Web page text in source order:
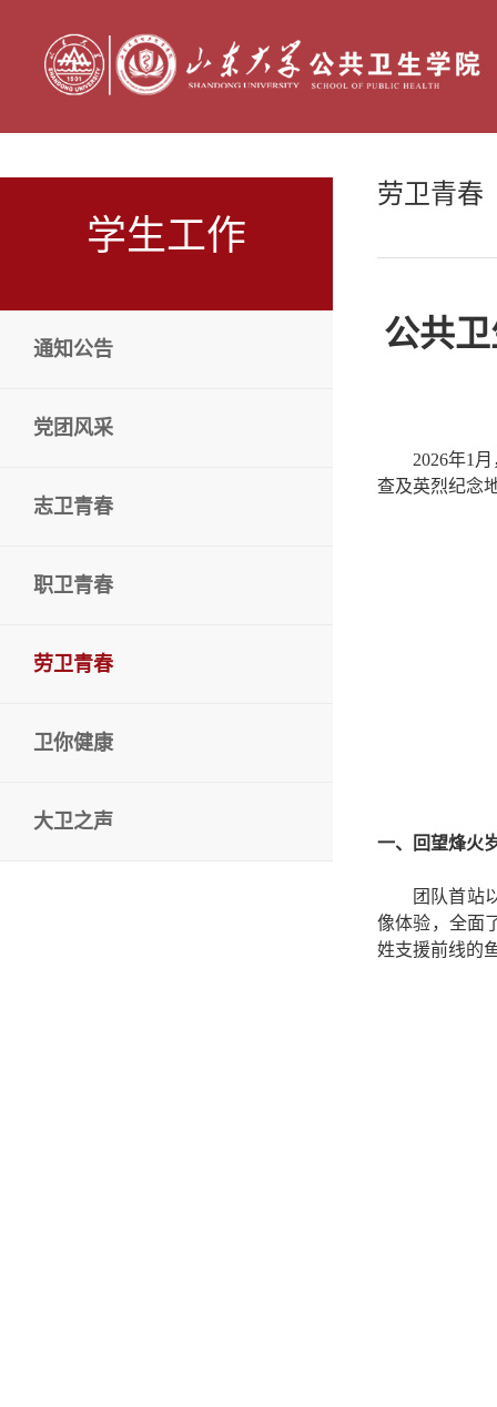
学生工作
通知公告
党团风采
志卫青春
职卫青春
劳卫青春
卫你健康
大卫之声
劳卫青春
公共
2026年1
查及英烈纪念
一、回望烽火
团队首站
像体验，全面
姓支援前线的